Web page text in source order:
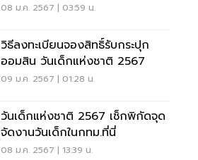
08 ม.ค. 2567 | 03:59 น.
วิธีลงทะเบียนจองสิทธิ์รับกระปุก
ออมสิน วันเด็กแห่งชาติ 2567
09 ม.ค. 2567 | 01:28 น.
วันเด็กแห่งชาติ 2567 เช็กพิกัดจุด
จัดงานวันเด็กในกทม.ที่นี่
08 ม.ค. 2567 | 13:39 น.